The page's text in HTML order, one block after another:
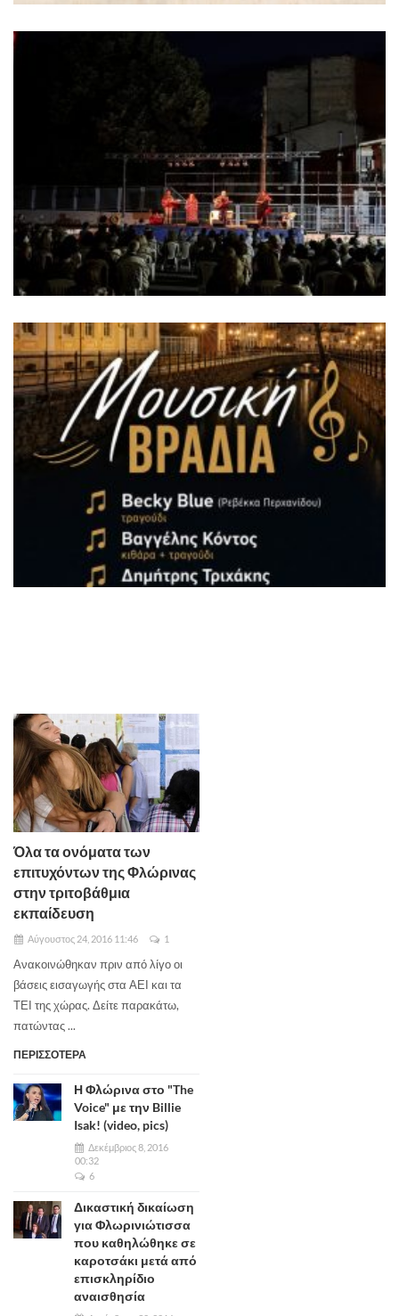
Όλα τα ονόματα των
επιτυχόντων της Φλώρινας
στην τριτοβάθμια
εκπαίδευση
Αύγουστος 24, 2016 11:46 1
Ανακοινώθηκαν πριν από λίγο οι
βάσεις εισαγωγής στα ΑΕΙ και τα
ΤΕΙ της χώρας. Δείτε παρακάτω,
πατώντας ...
ΠΕΡΙΣΣΟΤΕΡΑ
Η Φλώρινα στο "The
Voice" με την Billie
Isak! (video, pics)
Δεκέμβριος 8, 2016
00:32
6
Δικαστική δικαίωση
για Φλωρινιώτισσα
που καθηλώθηκε σε
καροτσάκι μετά από
επισκληρίδιο
αναισθησία